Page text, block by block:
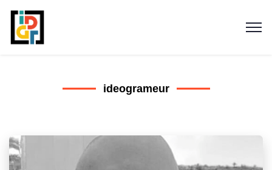
ideogrameur